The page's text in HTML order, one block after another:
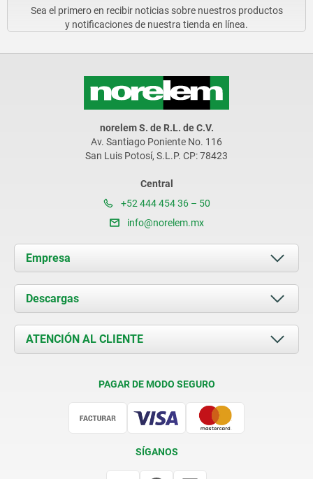
Sea el primero en recibir noticias sobre nuestros productos
y notificaciones de nuestra tienda en línea.
norelem S. de R.L. de C.V.
Av. Santiago Poniente No. 116
San Luis Potosí, S.L.P. CP: 78423
Central
+52 444 454 36 – 50
info@norelem.mx
Empresa
Acerca de nosotros
Novedades
Contacto
Descargas
Documents
ATENCIÓN AL CLIENTE
PAGAR DE MODO SEGURO
SÍGANOS